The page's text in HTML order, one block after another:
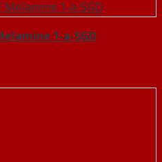
1-a-SGD